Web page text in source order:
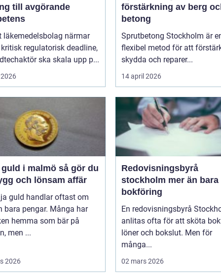
till avgörande
läkemedelsbolag närmar
regulatorisk deadline,
ska skala upp p...
förstärkning av berg
betong
Sprutbetong Stockholm är
flexibel metod för att
skydda och reparer...
14 april 2026
i malmö så gör du
och lönsam affär
guld handlar oftast om
bara pengar. Många har
hemma som bär på
men ...
2026
Redovisningsbyrå
stockholm mer än bara
bokföring
En redovisningsbyrå
anlitas ofta för att sköta
löner och bokslut. Men för
många...
02 mars 2026